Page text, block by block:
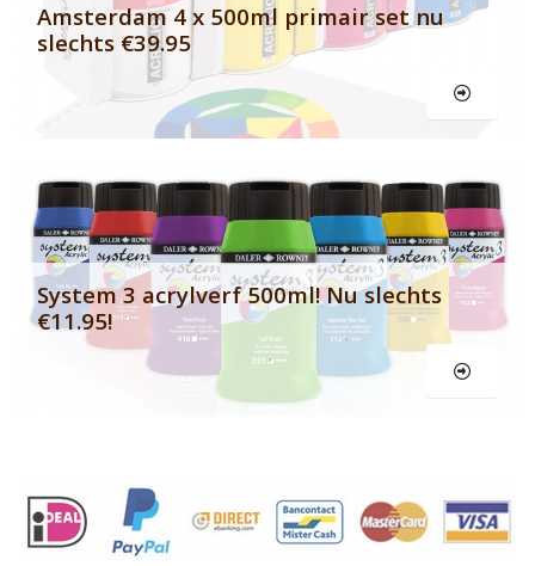
Amsterdam 4 x 500ml primair set nu
slechts €39.95
System 3 acrylverf 500ml! Nu slechts
€11.95!